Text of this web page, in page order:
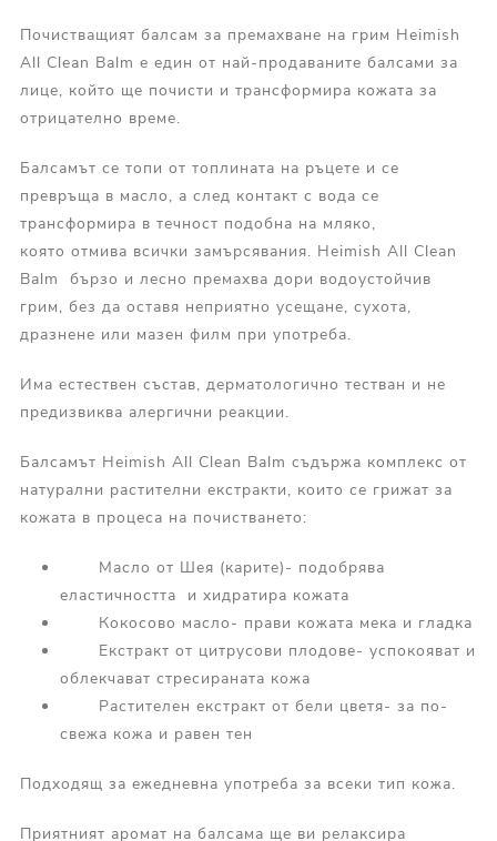
Почистващият балсам за премахване на грим Heimish
All Clean Balm е един от най-продаваните балсами за
лице, който ще почисти и трансформира кожата за
отрицателно време.
Балсамът се топи от топлината на ръцете и се
превръща в масло, а след контакт с вода се
трансформира в течност подобна на мляко,
която отмива всички замърсявания. Heimish All Clean
Balm бързо и лесно премахва дори водоустойчив
грим, без да оставя неприятно усещане, сухота,
дразнене или мазен филм при употреба.
Има естествен състав, дерматологично тестван и не
предизвиква алергични реакции.
Балсамът Heimish All Clean Balm съдържа комплекс от
натурални растителни екстракти, които се грижат за
кожата в процеса на почистването:
Масло от Шея (карите)- подобрява
еластичността и хидратира кожата
Кокосово масло- прави кожата мека и гладка
Екстракт от цитрусови плодове- успокояват и
облекчават стресираната кожа
Растителен екстракт от бели цветя- за по-
свежа кожа и равен тен
Подходящ за ежедневна употреба за всеки тип кожа.
Приятният аромат на балсама ще ви релаксира